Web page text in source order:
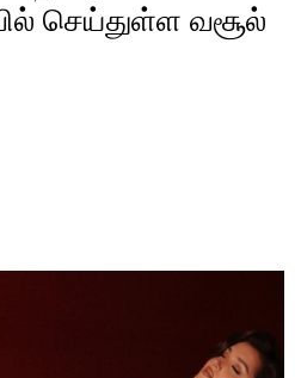
செய்துள்ள வசூல்